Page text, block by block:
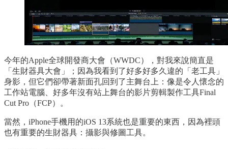
今年的Apple全球開發商大會（WWDC），對我來說簡直是
「生財器具大會」；因為我看到了好多好多久違的「老工具」
身影，但它們卻帶著新面孔回到了主舞台上：像是令人懷念的
工作站電腦、好多年沒有站上舞台的影片剪輯製作工具Final
Cut Pro（FCP）。
當然，iPhone手機用的iOS 13系統也是重要的東西，因為裡頭
也有重要的生財器具：攝影與修圖工具。